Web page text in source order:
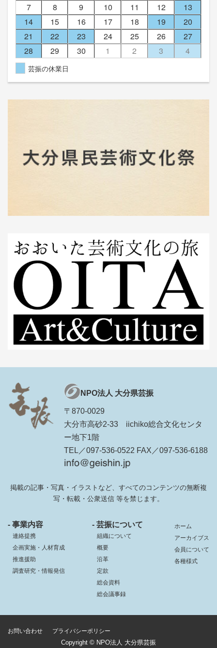
7
8 9 10 11 12
13
14
15 16 17 18 19
20
21
22 23 24 25 26
27
28
29 30 1 2 3 4
芸振の休業日
NPO法人 大分県芸振
〒870-0029
大分市高砂2-33 iichiko総合文化センタ
ー地下1階
TEL／097-536-0522 FAX／097-536-6188
掲載の記事・写真・イラストなど、すべてのコンテンツの無断複
写・転載・公衆送信 等を禁じます。
- 事業内容
連絡提携
企画実施・人材育成
推進援助
調査研究・情報発信
- 芸振について
組織について
概要
沿革
定款
総会資料
総会議事録
ホーム
アーカイブス
会員について
各種様式
お問い合わせ プライバシーポリシー
Copyright © NPO法人 大分県芸振